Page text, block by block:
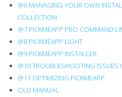
9.
TROUBLESHOOTING
@6 MANAGING YOUR OWN
COLLECTION
@7 PICKMEAPP PRO COMMAND
@8 PICKMEAPP LIGHT
@9 PICKMEAPP INSTALLER
@10 TROUBLESHOOTING ISSUES
@11 OPTIMIZING PICKMEAPP
OLD MANUAL